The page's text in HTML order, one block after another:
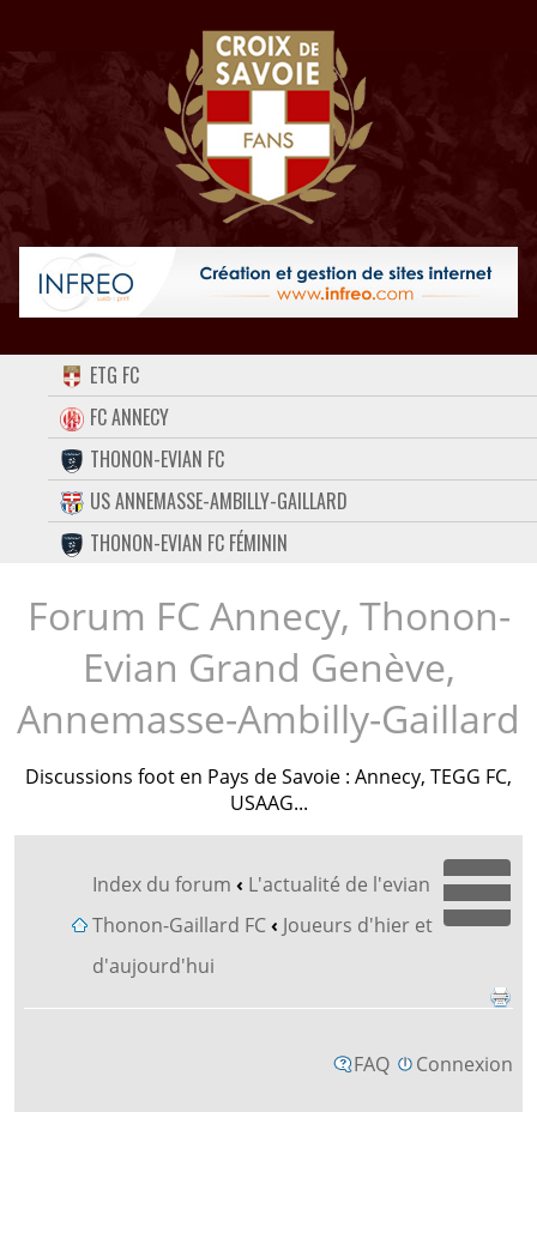
ACCUEIL
FORUM
CONTACT
FACEBOOK
TWITTER
INSTAGRAM
ETG FC
FC ANNECY
THONON-EVIAN FC
US ANNEMASSE-AMBILLY-GAILLARD
THONON-EVIAN FC FÉMININ
Forum FC Annecy, Thonon-
Evian Grand Genève,
Annemasse-Ambilly-Gaillard
Discussions foot en Pays de Savoie : Annecy, TEGG FC,
USAAG...
Index du forum ‹ L'actualité de l'evian
Thonon-Gaillard FC‹ Joueurs d'hier et
d'aujourd'hui
FAQ Connexion